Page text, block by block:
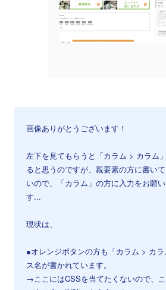
画像ありがとうございます！
左下を見てもらうと「カラム > カラム
ると思うのですが、親要素の方に書い
いので、「カラム」の方に入力をお願
す...
現状は、
●オレンジボタンの方も「カラム > カラ
ス名が書かれています。
→ここにはCSSを当てたくないので、